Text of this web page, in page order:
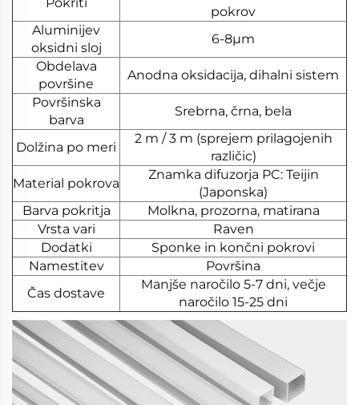
pokrov
Aluminijev
oksidni sloj
6-8μm
Obdelava
površine
Anodna oksidacija, dihalni sistem
Površinska
barva
Srebrna, črna, bela
Dolžina po meri
2 m / 3 m (sprejem prilagojenih
različic)
Material pokrova
Znamka difuzorja PC: Teijin
(Japonska)
Barva pokritja
Molkna, prozorna, matirana
Vrsta vari
Raven
Dodatki
Sponke in končni pokrovi
Namestitev
Površina
Čas dostave
Manjše naročilo 5-7 dni, večje
naročilo 15-25 dni